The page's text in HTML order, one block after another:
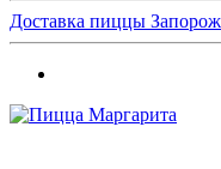
Доставка пиццы